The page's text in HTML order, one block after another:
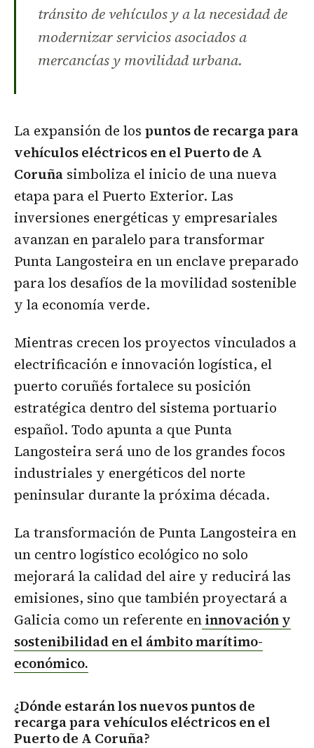
tránsito de vehículos y a la necesidad de
modernizar servicios asociados a
mercancías y movilidad urbana.
La expansión de los puntos de recarga para
vehículos eléctricos en el Puerto de A
Coruña simboliza el inicio de una nueva
etapa para el Puerto Exterior. Las
inversiones energéticas y empresariales
avanzan en paralelo para transformar
Punta Langosteira en un enclave preparado
para los desafíos de la movilidad sostenible
y la economía verde.
Mientras crecen los proyectos vinculados a
electrificación e innovación logística, el
puerto coruñés fortalece su posición
estratégica dentro del sistema portuario
español. Todo apunta a que Punta
Langosteira será uno de los grandes focos
industriales y energéticos del norte
peninsular durante la próxima década.
La transformación de Punta Langosteira en
un centro logístico ecológico no solo
mejorará la calidad del aire y reducirá las
emisiones, sino que también proyectará a
Galicia como un referente eninnovación y
sostenibilidad en el ámbito marítimo-
económico.
¿Dónde estarán los nuevos puntos de
recarga para vehículos eléctricos en el
Puerto de A Coruña?